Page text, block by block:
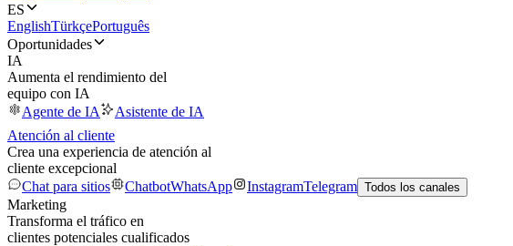
ES
EnglishTürkçePortuguês
Oportunidades
IA
Aumenta el rendimiento del
equipo con IA
Agente de IA
Asistente de IA
Atención al cliente
Crea una experiencia de atención al
cliente excepcional
Chat para sitios
ChatbotWhatsApp InstagramTelegram Todos los canales
Marketing
Transforma el tráfico en
clientes potenciales cualificados